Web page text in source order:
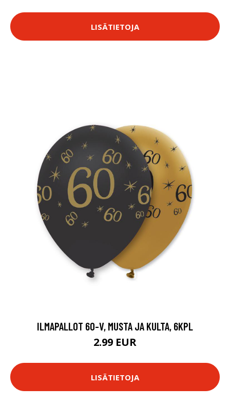
LISÄTIETOJA
ILMAPALLOT 60-V, MUSTA JA KULTA, 6KPL
2.99 EUR
LISÄTIETOJA